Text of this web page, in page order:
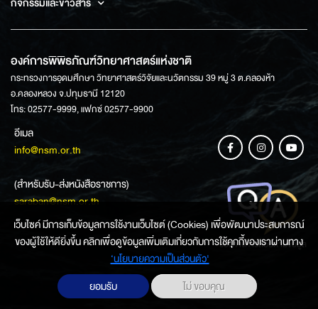
องค์การพิพิธภัณฑ์วิทยาศาสตร์แห่งชาติ
กระทรวงการอุดมศึกษา วิทยาศาสตร์วิจัยและนวัตกรรม 39 หมู่ 3 ต.คลองห้า
อ.คลองหลวง จ.ปทุมธานี 12120
โทร: 02577-9999, แฟกซ์ 02577-9900
อีเมล
info@nsm.or.th
(สำหรับรับ-ส่งหนังสือราชการ)
saraban@nsm.or.th
ช่องทางการสอบถามข้อมูล
เว็บไซค์ มีการเก็บข้อมูลการใช้งานเว็บไซต์ (Cookies) เพื่อพัฒนาประสบการณ์
ของผู้ใช้ให้ดียิ่งขึ้น คลิกเพื่อดูข้อมูลเพิ่มเติมเกี่ยวกับการใช้คุกกี้ของเราผ่านทาง
‘นโยบายความเป็นส่วนตัว'
ยอมรับ
ไม่ ขอบคุณ